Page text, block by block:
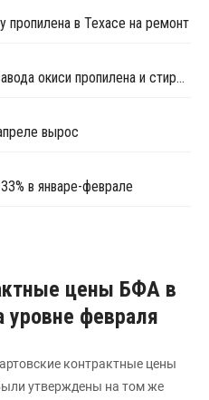
пропилена в Техасе на ремонт
LyondellBasell закрывала два завода окиси пропилена и стирола в США и Европе на ремонт в июле-августе
вырос
в январе-феврале
цены БФА в
уровне февраля
контрактные цены
утверждены на том же